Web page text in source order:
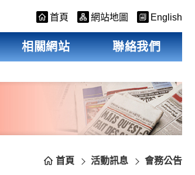
首頁 網站地圖 English
相關網站 聯絡我們
首頁 活動訊息 會務公告